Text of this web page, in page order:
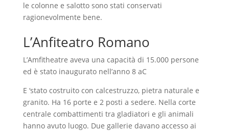
le colonne e salotto sono stati conservati
ragionevolmente bene.
L’Anfiteatro Romano
L’Amfitheatre aveva una capacità di 15.000 persone
ed è stato inaugurato nell’anno 8 aC
E ‘stato costruito con calcestruzzo, pietra naturale e
granito. Ha 16 porte e 2 posti a sedere. Nella corte
centrale combattimenti tra gladiatori e gli animali
hanno avuto luogo. Due gallerie davano accesso ai